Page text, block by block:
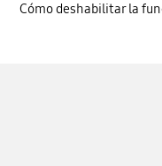
Cómo deshabilitar la